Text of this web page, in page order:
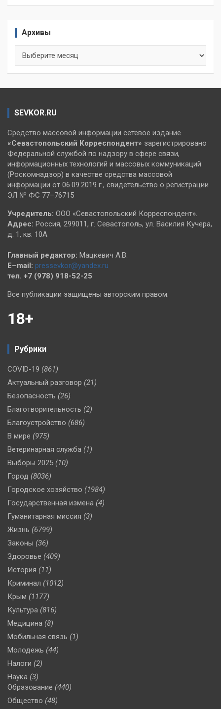
Архивы
SEVKOR.RU
Средство массовой информации сетевое издание
«Севастопольский Корреспондент» зарегистрировано
Федеральной службой по надзору в сфере связи,
информационных технологий и массовых коммуникаций
(Роскомнадзор) в качестве средства массовой
информации от 06.09.2019 г., свидетельство о регистрации
ЭЛ № ФС 77–76715
Учредитель: ООО «Севастопольский Корреспондент».
Адрес: Россия, 299011, г. Севастополь, ул. Василия Кучера,
д. 1, кв. 10А
Главный редактор: Мацкевич А.В.
E–mail: pressevkor@yandex.ru
тел. +7 (978) 918-52-25
Все публикации защищены авторским правом.
18+
Рубрики
COVID-19 (861)
Актуальный разговор (21)
Безопасность (26)
Благотворительность (2)
Благоустройство (686)
В мире (975)
Ветеринарная служба (1)
Выборы 2025 (10)
Город (8036)
Городское хозяйство (1984)
Государственная измена (4)
Гуманитарная миссия (3)
Жизнь (6799)
Законы (36)
Здоровье (409)
История (11)
Криминал (1012)
Крым (1177)
Культура (816)
Медицина (8)
Мобильная связь (1)
Молодежь (44)
Налоги (2)
Наука (3)
Образование (440)
Общество (48)